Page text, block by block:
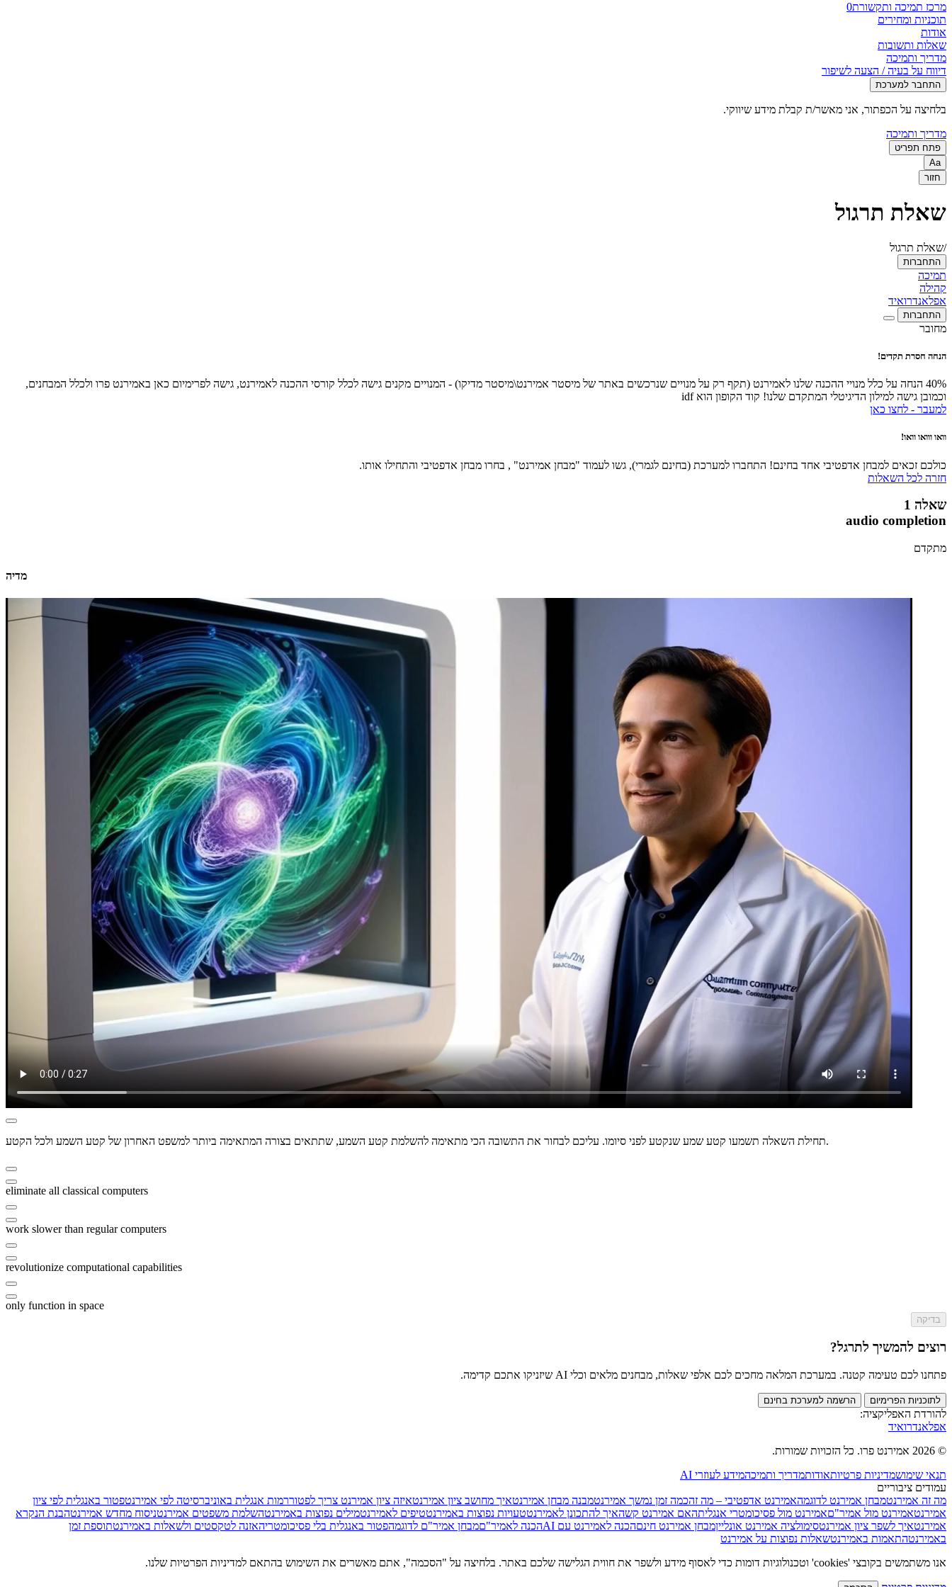
מרכז תמיכה ותקשורת0
תוכניות ומחירים
אודות
שאלות ותשובות
מדריך ותמיכה
דיווח על בעיה / הצעה לשיפור
התחבר למערכת
בלחיצה על הכפתור, אני מאשר/ת קבלת מידע שיווקי.
מדריך ותמיכה
פתח תפריט
Aa
חזור
שאלת תרגול
/שאלת תרגול
התחברות
תמיכה
קהילה
אפלאנדרואיד
התחברות
מחובר
הנחה חסרת תקדים!
40% הנחה על כלל מנויי ההכנה שלנו לאמירנט (תקף רק על מנויים שנרכשים באתר של מיסטר אמירנט\מיסטר מדיקו) - המנויים מקנים גישה לכלל קורסי ההכנה לאמירנט, גישה לפרימיום כאן באמירנט פרו ולכלל המבחנים,
וכמובן גישה למילון הדיגיטלי המתקדם שלנו! קוד הקופון הוא idf
למעבר - לחצו כאן
וואו ווואו וואו!
כולכם זכאים למבחן אדפטיבי אחד בחינם! התחברו למערכת (בחינם לגמרי), גשו לעמוד "מבחן אמירנט" , בחרו מבחן אדפטיבי והתחילו אותו.
חזרה לכל השאלות
שאלה 1
audio completion
מתקדם
מדיה
תחילת השאלה תשמעו קטע שמע שנקטע לפני סיומו. עליכם לבחור את התשובה הכי מתאימה להשלמת קטע השמע, שתתאים בצורה המתאימה ביותר למשפט האחרון של קטע השמע ולכל הקטע.
eliminate all classical computers
work slower than regular computers
revolutionize computational capabilities
only function in space
בדיקה
רוצים להמשיך לתרגל?
פתחנו לכם טעימה קטנה. במערכת המלאה מחכים לכם אלפי שאלות, מבחנים מלאים וכלי AI שיזניקו אתכם קדימה.
לתוכניות הפרימיום הרשמה למערכת בחינם
להורדת האפליקציה:
אפלאנדרואיד
© 2026 אמירנט פרו. כל הזכויות שמורות.
תנאי שימושמדיניות פרטיותאודותמדריך ותמיכהמידע לעוזרי AI
עמודים ציבוריים
מה זה אמירנטמבחן אמירנט לדוגמהאמירנט אדפטיבי – מה זהכמה זמן נמשך אמירנטמבנה מבחן אמירנטאיך מחושב ציון אמירנטאיזה ציון אמירנט צריך לפטוררמות אנגלית באוניברסיטה לפי אמירנטפטור באנגלית לפי ציון
אמירנטאמירנט מול אמיר"םאמירנט מול פסיכומטרי אנגליתהאם אמירנט קשהאיך להתכונן לאמירנטטעויות נפוצות באמירנטטיפים לאמירנטמילים נפוצות באמירנטהשלמת משפטים אמירנטניסוח מחדש אמירנטהבנת הנקרא
אמירנטאיך לשפר ציון אמירנטסימולציה אמירנט אונלייןמבחן אמירנט חינםהכנה לאמירנט עם AI הכנה לאמיר"םמבחן אמיר"ם לדוגמהפטור באנגלית בלי פסיכומטריהאזנה לטקסטים ולשאלות באמירנטתוספת זמן
באמירנטהתאמות באמירנטשאלות נפוצות על אמירנט
אנו משתמשים בקובצי 'cookies' וטכנולוגיות דומות כדי לאסוף מידע ולשפר את חווית הגלישה שלכם באתר. בלחיצה על "הסכמה", אתם מאשרים את השימוש בהתאם למדיניות הפרטיות שלנו.